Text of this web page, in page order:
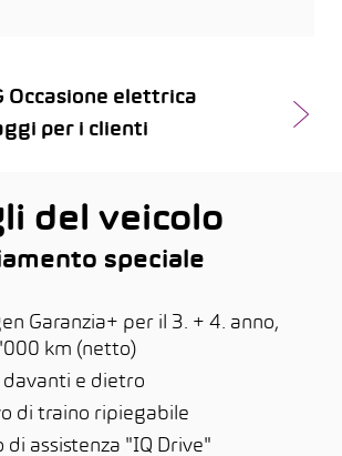
Occasione elettrica
per i clienti
del veicolo
speciale
Garanzia+ per il 3. + 4. anno,
km (netto)
davanti e dietro
di traino ripiegabile
di assistenza "IQ Drive"